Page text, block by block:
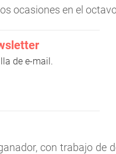
ocasiones en el
de e-mail.
con trabajo de